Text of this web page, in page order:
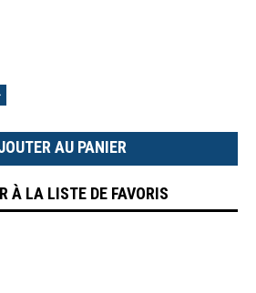
À LA LISTE DE FAVORIS